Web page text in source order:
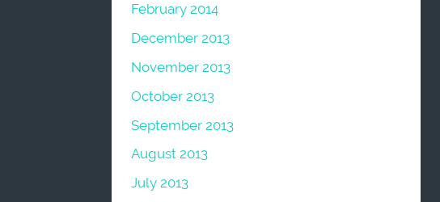
February 2014
December 2013
November 2013
October 2013
September 2013
August 2013
July 2013